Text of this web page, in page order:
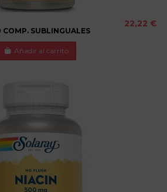
SUBLINGUALES
22,22 €
Añadir al carrito